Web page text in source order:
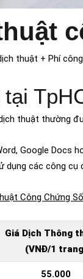
thuật + Phí
thuật thường
Google Docs
dụng các công
Công Chứng
Giá Dịch Thông
(VNĐ/1
55.000